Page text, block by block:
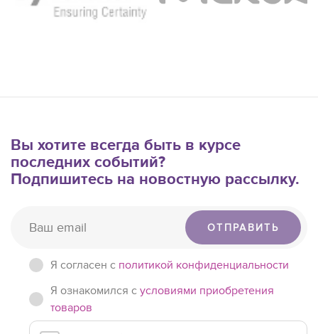
Вы хотите всегда быть в курсе
последних событий?
Подпишитесь на новостную рассылку.
ОТПРАВИТЬ
Я согласен c политикой конфиденциальности
Я ознакомился с условиями приобретения
товаров